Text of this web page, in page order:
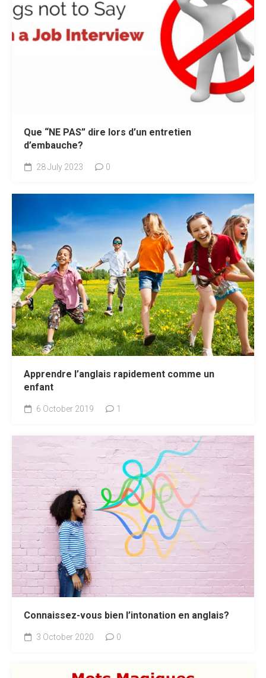
Que “NE PAS” dire lors d’un entretien
d’embauche?
28 July 2023 0
Apprendre l’anglais rapidement comme un
enfant
6 October 2019 1
Connaissez-vous bien l’intonation en anglais?
3 October 2020 0